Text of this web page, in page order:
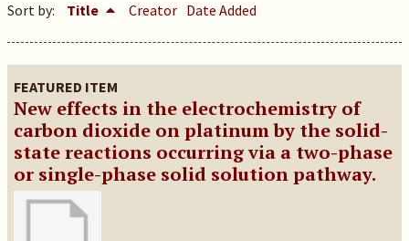
Sort by: Title Creator Date Added
FEATURED ITEM
New effects in the electrochemistry of
carbon dioxide on platinum by the solid-
state reactions occurring via a two-phase
or single-phase solid solution pathway.